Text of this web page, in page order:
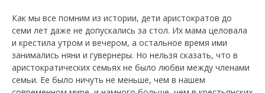
Как мы все помним из истории, дети аристократов до
семи лет даже не допускались за стол. Их мама целовала
и крестила утром и вечером, а остальное время ими
занимались няни и гувернеры. Но нельзя сказать, что в
аристократических семьях не было любви между членами
семьи. Ее было ничуть не меньше, чем в нашем